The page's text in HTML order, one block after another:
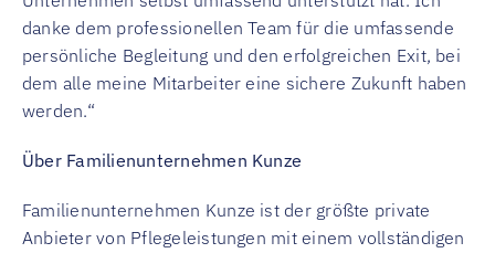
danke dem professionellen Team für die umfassende
persönliche Begleitung und den erfolgreichen Exit, bei
dem alle meine Mitarbeiter eine sichere Zukunft haben
werden.“
Über Familienunternehmen Kunze
Familienunternehmen Kunze ist der größte private
Anbieter von Pflegeleistungen mit einem vollständigen